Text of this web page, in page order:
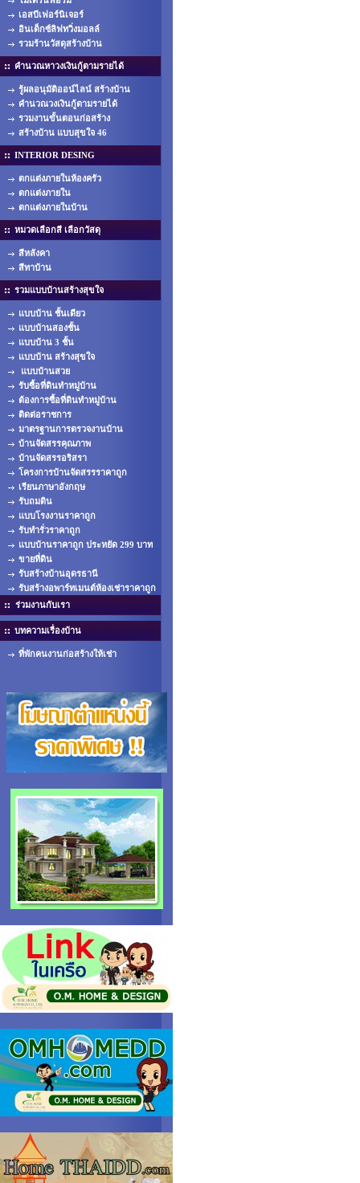
เอสบีเฟอร์นิเจอร์
อินเด็กซ์ลิฟทวิ่งมอลล์
รวมร้านวัสดุสร้างบ้าน
คำนวณหาวงเงินกู้ตามรายได้
รู้ผลอนุมัติออน์ไลน์ สร้างบ้าน
คำนวณวงเงินกู้ตามรายได้
รวมงานขั้นตอนก่อสร้าง
สร้างบ้าน แบบสุขใจ 46
INTERIOR DESING
ตกแต่งภายในห้องครัว
ตกแต่งภายใน
ตกแต่งภายในบ้าน
หมวดเลือกสี เลือกวัสดุ
สีหลังคา
สีทาบ้าน
รวมแบบบ้านสร้างสุขใจ
แบบบ้าน ชั้นเดียว
แบบบ้านสองชั้น
แบบบ้าน 3 ชั้น
แบบบ้าน สร้างสุขใจ
แบบบ้านสวย
รับซื้อที่ดินทำหมู่บ้าน
ต้องการซื้อที่ดินทำหมู่บ้าน
ติดต่อราชการ
มาตรฐานการตรวจงานบ้าน
บ้านจัดสรรคุณภาพ
บ้านจัดสรรอริสรา
โครงการบ้านจัดสรรราคาถูก
เรียนภาษาอังกฤษ
รับถมดิน
แบบโรงงานราคาถูก
รับทำรั่วราคาถูก
แบบบ้านราคาถูก ประหยัด 299 บาท
ขายที่ดิน
รับสร้างบ้านอุดรธานี
รับสร้างอพาร์ทเมนต์ห้องเช่าราคาถูก
ร่วมงานกับเรา
บทความเรื่องบ้าน
ที่พักคนงานก่อสร้างให้เช่า